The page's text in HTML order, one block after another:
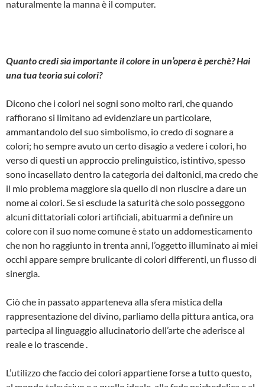
naturalmente la manna è il computer.
Quanto credi sia importante il colore in un’opera è perchè? Hai
una tua teoria sui colori?
Dicono che i colori nei sogni sono molto rari, che quando
raffiorano si limitano ad evidenziare un particolare,
ammantandolo del suo simbolismo, io credo di sognare a
colori; ho sempre avuto un certo disagio a vedere i colori, ho
verso di questi un approccio prelinguistico, istintivo, spesso
sono incasellato dentro la categoria dei daltonici, ma credo che
il mio problema maggiore sia quello di non riuscire a dare un
nome ai colori. Se si esclude la saturità che solo posseggono
alcuni dittatoriali colori artificiali, abituarmi a definire un
colore con il suo nome comune è stato un addomesticamento
che non ho raggiunto in trenta anni, l’oggetto illuminato ai miei
occhi appare sempre brulicante di colori differenti, un flusso di
sinergia.
Ciò che in passato apparteneva alla sfera mistica della
rappresentazione del divino, parliamo della pittura antica, ora
partecipa al linguaggio allucinatorio dell’arte che aderisce al
reale e lo trascende .
L’utilizzo che faccio dei colori appartiene forse a tutto questo,